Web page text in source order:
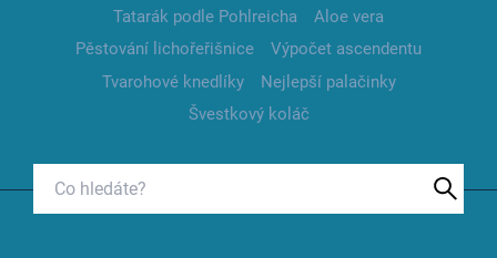
Tatarák podle Pohlreicha
Aloe vera
Pěstování lichořeřišnice
Výpočet ascendentu
Tvarohové knedlíky
Nejlepší palačinky
Švestkový koláč